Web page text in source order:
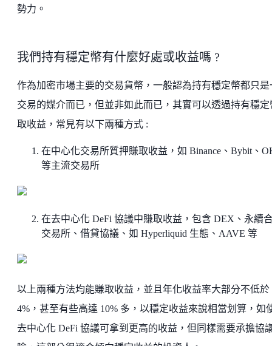
勢力。
我們持有穩定幣有什麼好處或收益嗎 ?
作為加密市場主要的交易貨幣，一般認為持有穩定幣都只是
交易的媒介而已，但並非如此而已，其實可以透過持有穩定
取收益，常見有以下兩種方式 :
在中心化交易所質押賺取收益，如 Binance、Bybit、
等主流交易所
在去中心化 DeFi 協議中賺取收益，包含 DEX、永續
交易所、借貸協議、如 Hyperliquid 生態、AAVE 等
以上兩種方法均能賺取收益，並且年化收益率大部分不低於
4%，甚至有些高達 10% 多，以穩定收益來說相當划算，如
去中心化 DeFi 協議可拿到更高的收益，但同樣需要承擔協